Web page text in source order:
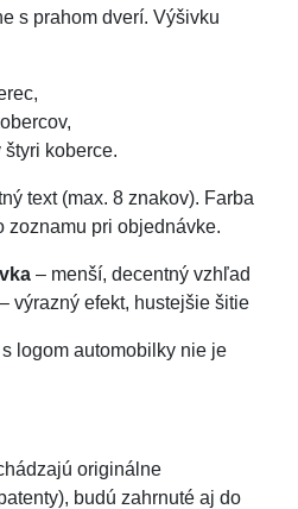
s prahom dverí. Výšivku
koberce.
text (max. 8 znakov). Farba
zoznamu pri objednávke.
– menší, decentný vzhľad
výrazný efekt, hustejšie šitie
logom automobilky nie je
originálne
budú zahrnuté aj do